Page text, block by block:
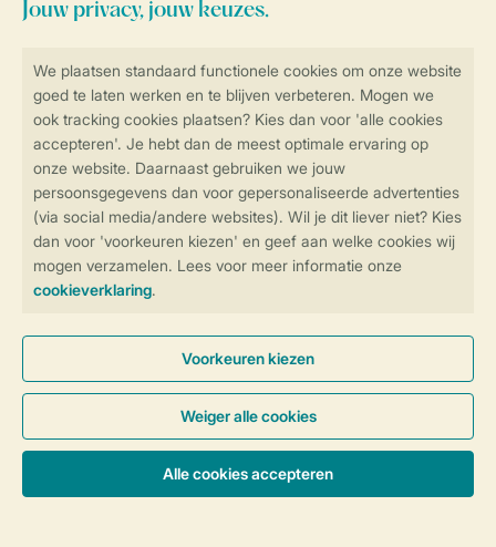
Controle over jouw gegevens &
Instellingen wijzigen
Veilig en snel online boeken
Veilige gegevensoverdracht
Veilige betaling
Algemene Voorwaarden Privacy Notice
Cookies en banners
Toegankelijkheid © 2026 Landal